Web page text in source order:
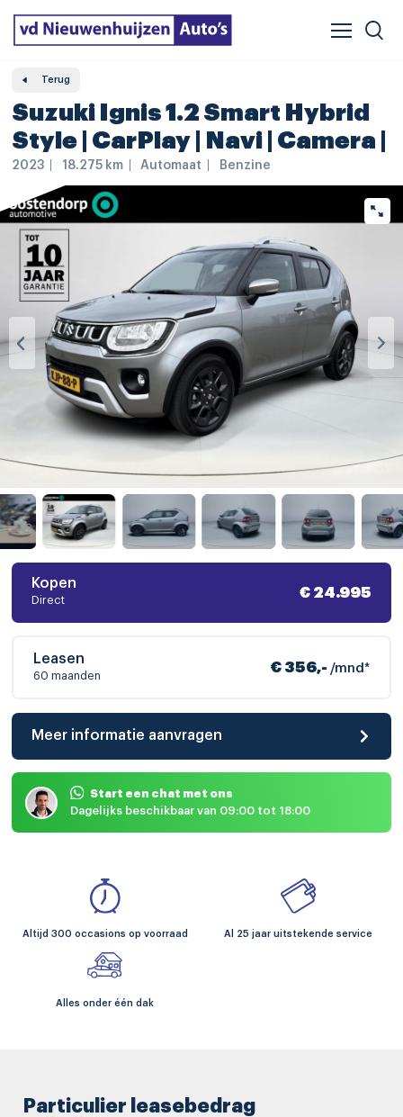
Leasing
Terug
Suzuki Ignis 1.2 Smart Hybrid
Style | CarPlay | Navi | Camera |
2023 18.275 km Automaat Benzine
Leasen
60 maanden
€ 356,- /mnd*
Kopen
Direct
€ 24.995
Meer informatie aanvragen
Start een chat met ons
Dagelijks beschikbaar van 09:00 tot 18:00
Altijd 300 occasions op voorraad Al 25 jaar uitstekende service
Alles onder één dak
Particulier leasebedrag